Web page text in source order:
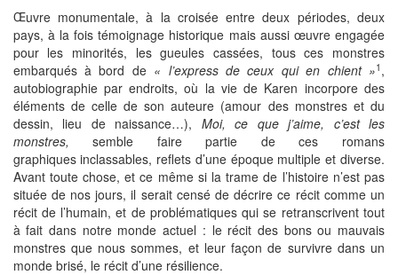
Œuvre monumentale, à la croisée entre deux périodes, deux
pays, à la fois témoignage historique mais aussi œuvre engagée
pour les minorités, les gueules cassées, tous ces monstres
embarqués à bord de « l’express de ceux qui en chient »1 ,
autobiographie par endroits, où la vie de Karen incorpore des
éléments de celle de son auteure (amour des monstres et du
dessin, lieu de naissance…), Moi, ce que j’aime, c’est les
monstres, semble faire partie de ces romans
graphiques inclassables, reflets d’une époque multiple et diverse.
Avant toute chose, et ce même si la trame de l’histoire n’est pas
située de nos jours, il serait censé de décrire ce récit comme un
récit de l’humain, et de problématiques qui se retranscrivent tout
à fait dans notre monde actuel : le récit des bons ou mauvais
monstres que nous sommes, et leur façon de survivre dans un
monde brisé, le récit d’une résilience.